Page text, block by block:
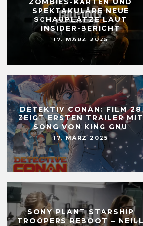
ZOMBIES-KARTEN UND
SPEKTAKULÄRE NEUE
SCHAUPLÄTZE LAUT
INSIDER-BERICHT
17. MÄRZ 2025
DETEKTIV CONAN: FILM 28
ZEIGT ERSTEN TRAILER MIT
SONG VON KING GNU
17. MÄRZ 2025
SONY PLANT STARSHIP
TROOPERS REBOOT – NEILL